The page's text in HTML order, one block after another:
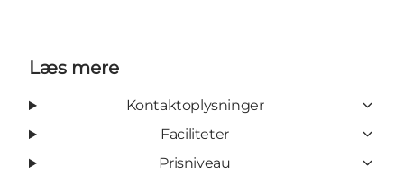
Læs mere
Kontaktoplysninger
Faciliteter
Prisniveau